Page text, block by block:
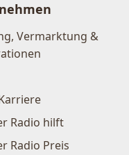
Vermarktung &
Radio hilft
Radio Preis